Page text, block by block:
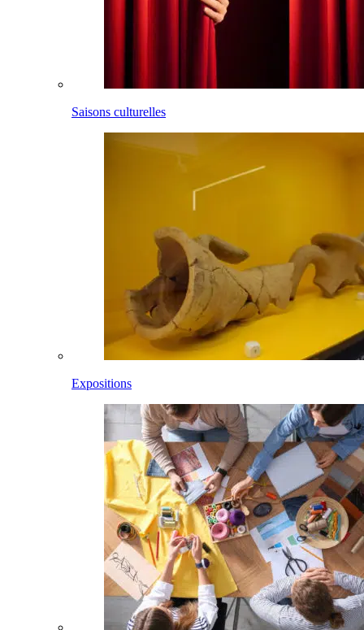
Saisons culturelles
Expositions